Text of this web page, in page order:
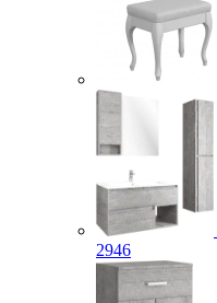
2946